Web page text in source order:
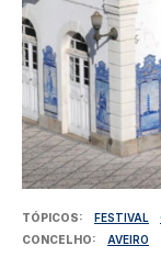
TÓPICOS FESTIVAL
CONCELHO
AVEIRO